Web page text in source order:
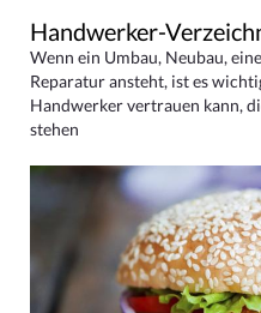
Handwerker-
Wenn ein Umbau, Neubau,
Reparatur ansteht, ist es
Handwerker vertrauen kann,
stehen